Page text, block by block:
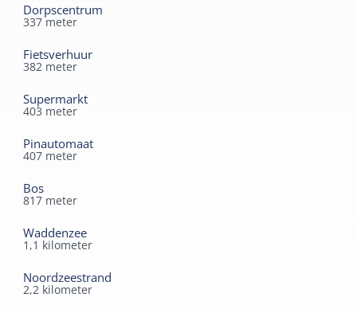
Dorpscentrum
337 meter
Fietsverhuur
382 meter
Supermarkt
403 meter
Pinautomaat
407 meter
Bos
817 meter
Waddenzee
1,1 kilometer
Noordzeestrand
2,2 kilometer